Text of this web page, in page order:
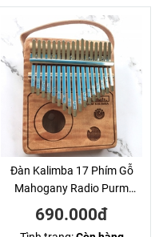
Đàn Kalimba 17 Phím Gỗ
Mahogany Radio Purm
KaLinh
690.000đ